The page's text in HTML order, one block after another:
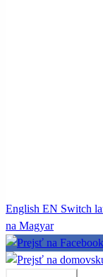
English EN Switch
na Magyar